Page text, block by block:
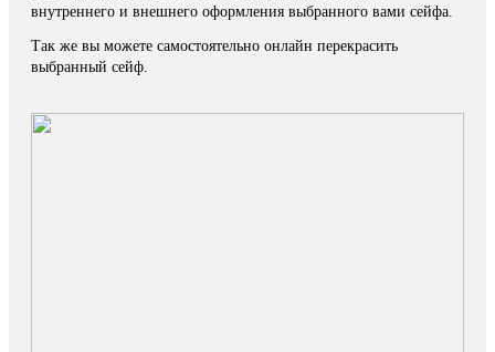
внутреннего и внешнего оформления выбранного вами сейфа.
Так же вы можете самостоятельно онлайн перекрасить
выбранный сейф.